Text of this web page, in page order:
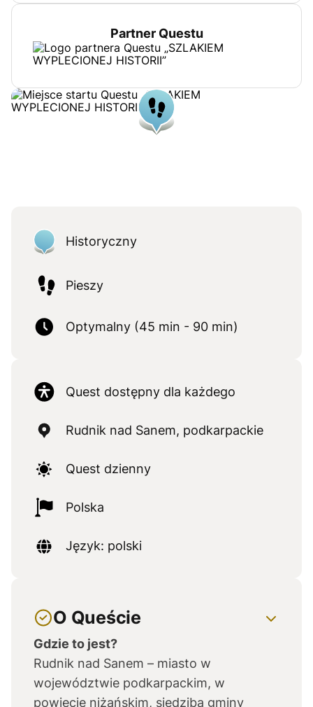
Historyczny
Pieszy
Optymalny (45 min - 90 min)
Quest dostępny dla każdego
Rudnik nad Sanem, podkarpackie
Quest dzienny
Polska
Język: polski
O Queście
Gdzie to jest?
Rudnik nad Sanem – miasto w
województwie podkarpackim, w
powiecie niżańskim, siedziba gminy
Partner Questu